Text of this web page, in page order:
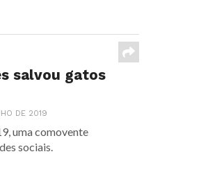
salvou gatos
DE 2019
uma comovente
sociais.